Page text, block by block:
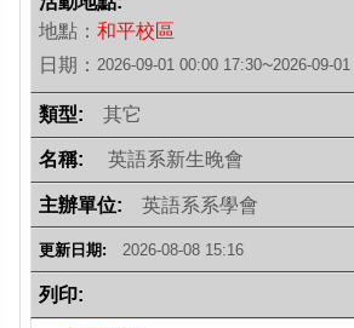
地點： 和平校區
日期： 2026-09-01 00:00 17:30~2026-09-
其它
英語系新生晚會
英語系系學會
2026-08-08 15:16